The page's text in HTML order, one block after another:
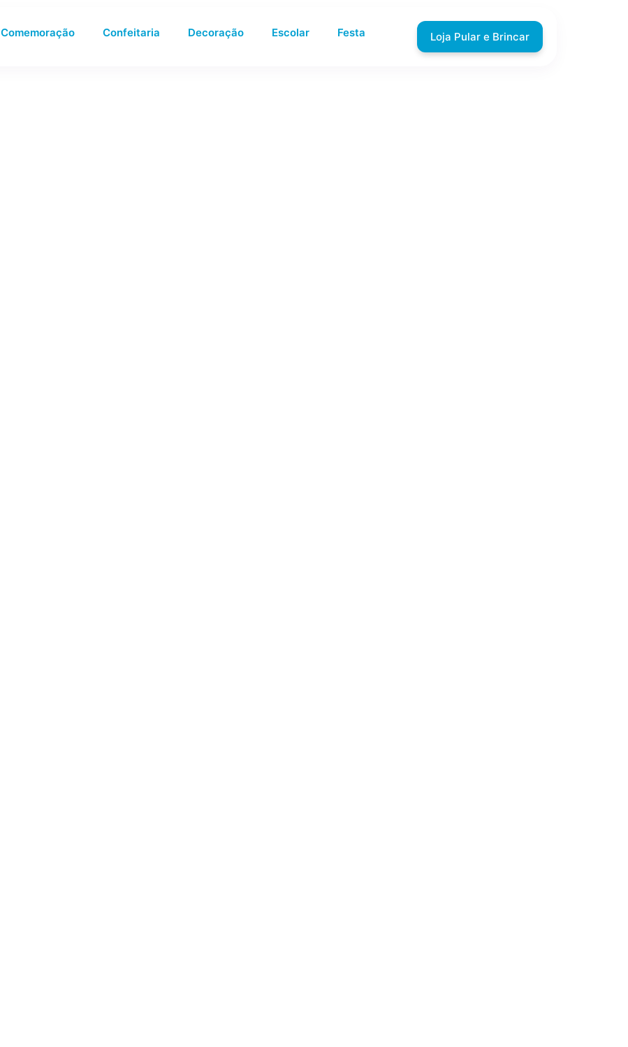
Comemoração Confeitaria Decoração Escolar Festa Loja Pular e Brincar